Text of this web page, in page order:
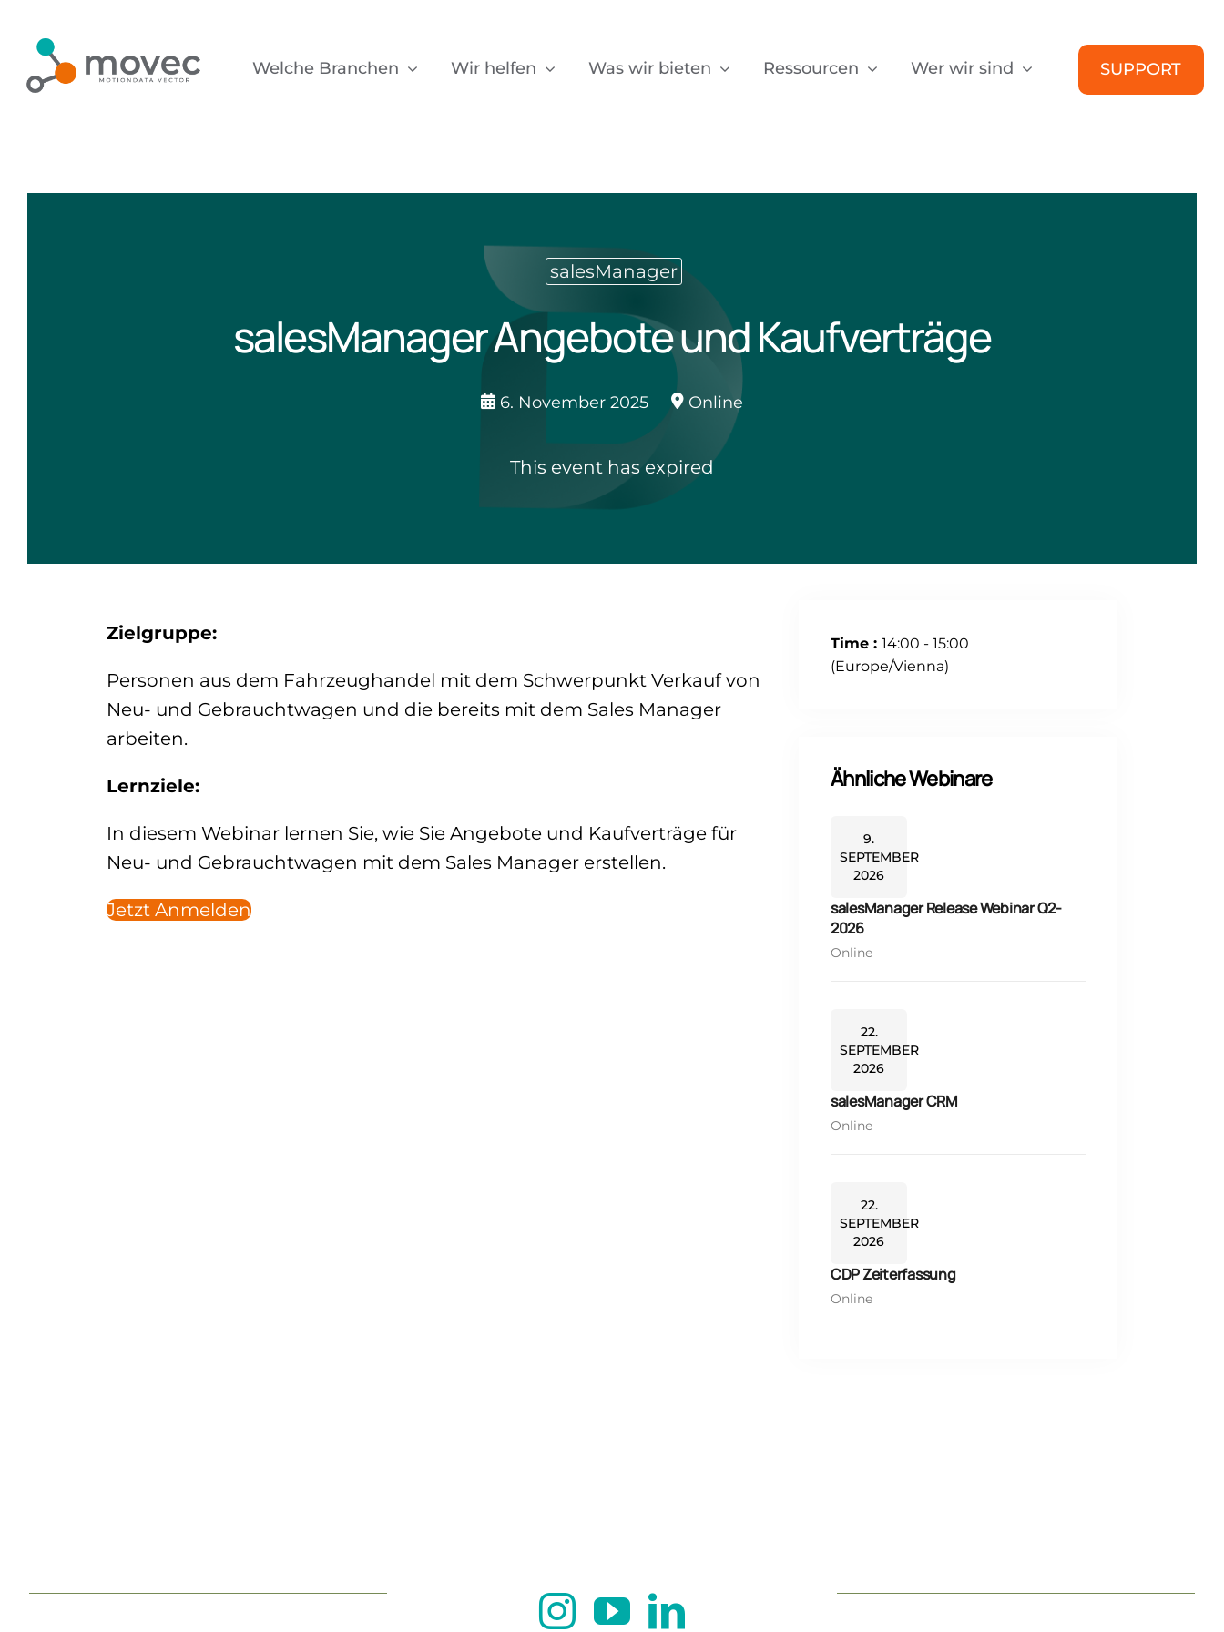
Inhalt
springen
Welche Branchen Wir helfen Was wir bieten Ressourcen Wer wir sind SUPPORT
salesManager
salesManager Angebote und Kaufverträge
6. November 2025 Online
This event has expired
Zielgruppe:
Personen aus dem Fahrzeughandel mit dem Schwerpunkt Verkauf von
Neu- und Gebrauchtwagen und die bereits mit dem Sales Manager
arbeiten.
Lernziele:
In diesem Webinar lernen Sie, wie Sie Angebote und Kaufverträge für
Neu- und Gebrauchtwagen mit dem Sales Manager erstellen.
Jetzt Anmelden
Time : 14:00 - 15:00
(Europe/Vienna)
Ähnliche Webinare
9.
SEPTEMBER
2026
salesManager Release Webinar Q2-
2026
Online
22.
SEPTEMBER
2026
salesManager CRM
Online
22.
SEPTEMBER
2026
CDP Zeiterfassung
Online